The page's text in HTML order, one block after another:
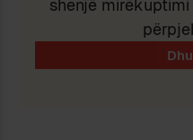
shenjë